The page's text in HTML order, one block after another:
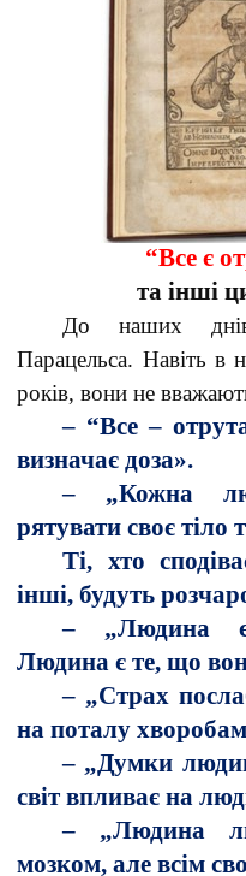
“Все є
та інші
До наших
Парацельса. Навіть в
років, вони не
– “Все –
визначає доза».
– „Кожна
рятувати своє тіло
Ті, хто
інші, будуть
– „Людина є
Людина є те, що
– „Страх
на поталу
– „Думки
світ впливає на
– „Людина
мозком, але всім